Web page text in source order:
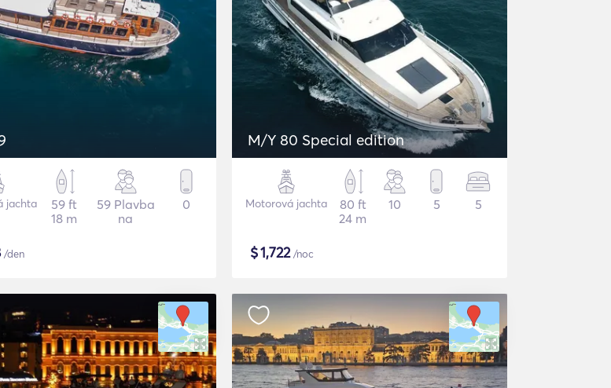
jachta
59 ft
18 m
59 Plavba
na
0
/den
M/Y 80 Special edition
Motorová jachta
80 ft
24 m
10 5 5
$1,722/noc